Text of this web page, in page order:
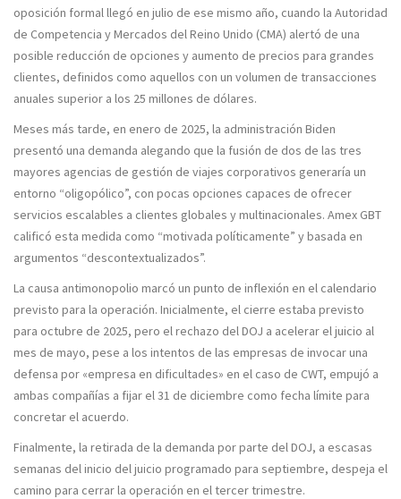
oposición formal llegó en julio de ese mismo año, cuando la Autoridad
de Competencia y Mercados del Reino Unido (CMA) alertó de una
posible reducción de opciones y aumento de precios para grandes
clientes, definidos como aquellos con un volumen de transacciones
anuales superior a los 25 millones de dólares.
Meses más tarde, en enero de 2025, la administración Biden
presentó una demanda alegando que la fusión de dos de las tres
mayores agencias de gestión de viajes corporativos generaría un
entorno “oligopólico”, con pocas opciones capaces de ofrecer
servicios escalables a clientes globales y multinacionales. Amex GBT
calificó esta medida como “motivada políticamente” y basada en
argumentos “descontextualizados”.
La causa antimonopolio marcó un punto de inflexión en el calendario
previsto para la operación. Inicialmente, el cierre estaba previsto
para octubre de 2025, pero el rechazo del DOJ a acelerar el juicio al
mes de mayo, pese a los intentos de las empresas de invocar una
defensa por «empresa en dificultades» en el caso de CWT, empujó a
ambas compañías a fijar el 31 de diciembre como fecha límite para
concretar el acuerdo.
Finalmente, la retirada de la demanda por parte del DOJ, a escasas
semanas del inicio del juicio programado para septiembre, despeja el
camino para cerrar la operación en el tercer trimestre.